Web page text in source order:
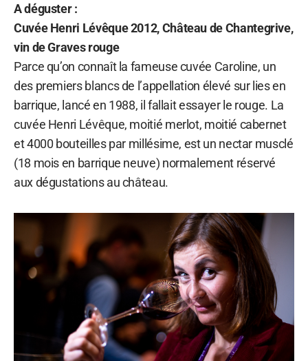
A déguster :
Cuvée Henri Lévêque 2012, Château de Chantegrive,
vin de Graves rouge
Parce qu’on connaît la fameuse cuvée Caroline, un
des premiers blancs de l’appellation élevé sur lies en
barrique, lancé en 1988, il fallait essayer le rouge. La
cuvée Henri Lévêque, moitié merlot, moitié cabernet
et 4000 bouteilles par millésime, est un nectar musclé
(18 mois en barrique neuve) normalement réservé
aux dégustations au château.